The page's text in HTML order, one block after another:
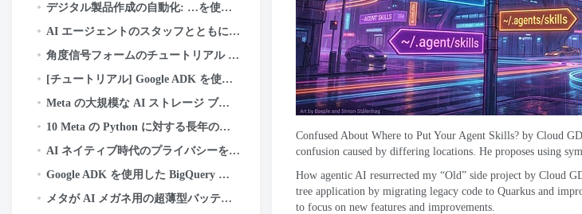
Confused About Where to Put Your Agent Skills? by Cloud
confusion caused by differing locations. He proposes using
How agentic AI resurrected my “Old” side project by Cloud
tree application by migrating legacy code to Quarkus and
to focus on new features and improvements.
デジタル製品作成の自動化: …を使って数分で 55 の迷路のキッズ アクティビティ ブックを作成した方法
AI エージェントのスタッフとともに Angular v22 ブックのアップデートを発送しました. システムはこちら
角度信号フォームのチュートリアル (v22)
[チュートリアル] Google ADK を使用したマルチエージェント旅行プランナーの構築
Meta の大規模な AI ストレージ ブループリント
10 Meta の Python に対する長年の取り組み
AI ネイティブ時代のプライバシーを意識したインフラストラクチャ: 資産分類のケーススタディ
Google ADK を使用した BigQuery の管理, MCP, クラウドラン, ストリームライト, および OIDC 認証
メタが AI メガネ用の超薄型バッテリーをどのように設計したか